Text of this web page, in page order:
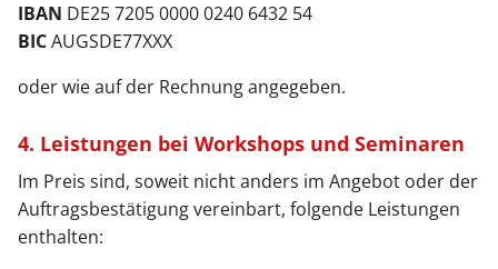
IBAN DE25 7205 0000 0240 6432 54
BICAUGSDE77XXX
oder wie auf der Rechnung angegeben.
4. Leistungen bei Workshops und Seminaren
Im Preis sind, soweit nicht anders im Angebot oder der
Auftragsbestätigung vereinbart, folgende Leistungen
enthalten: